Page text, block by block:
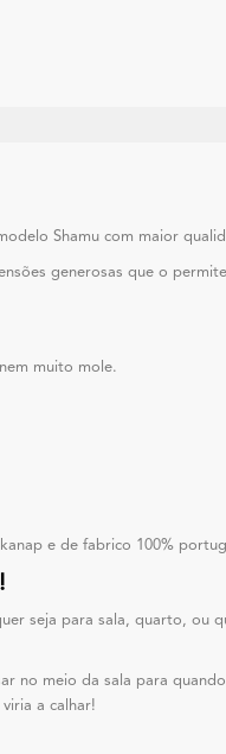
Shamu com maior
generosas que o
muito mole.
e de fabrico 100%
seja para sala, quarto, ou
no meio da sala para
a calhar!